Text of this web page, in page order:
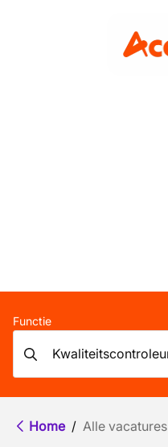
Functie
Home / Alle vacatures